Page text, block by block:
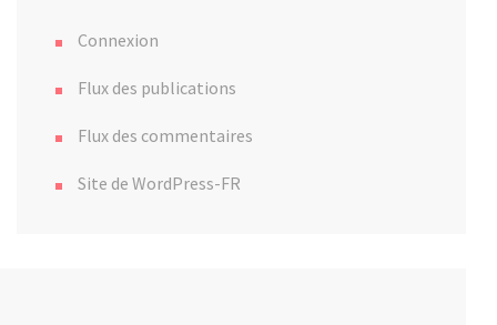
Connexion
Flux des publications
Flux des commentaires
Site de WordPress-FR